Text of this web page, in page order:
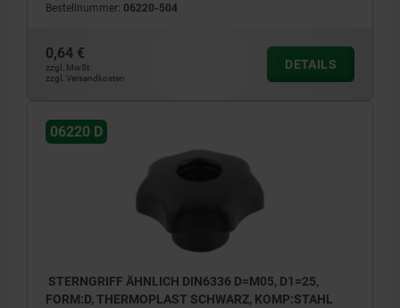
Bestellnummer: 06220-504
0,64 €
zzgl. MwSt.
zzgl. Versandkosten
DETAILS
06220 D
STERNGRIFF ÄHNLICH DIN6336 D=M05, D1=25,
FORM:D, THERMOPLAST SCHWARZ, KOMP:STAHL